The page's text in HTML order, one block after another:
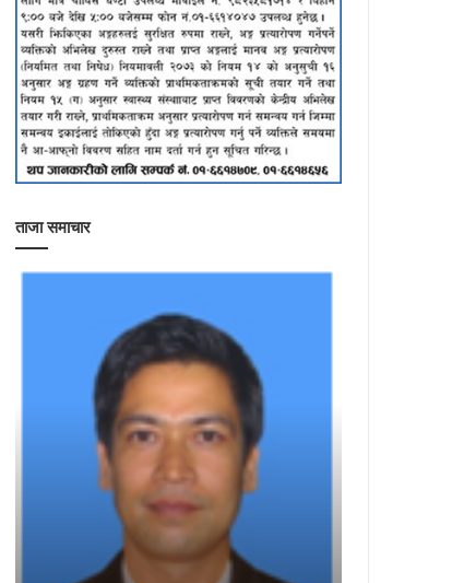
ताजा समाचार